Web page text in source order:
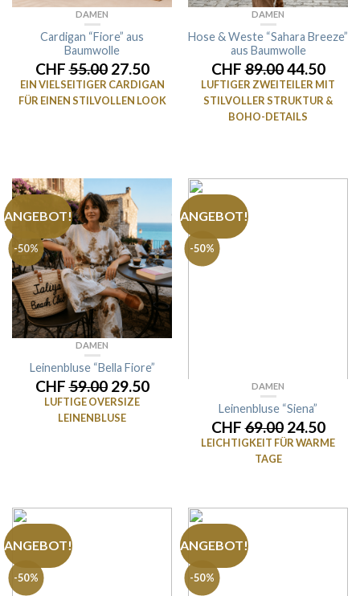
DAMEN
Cardigan “Fiore” aus
Baumwolle
CHF55.0027.50
EIN VIELSEITIGER CARDIGAN
FÜR EINEN STILVOLLEN LOOK
DAMEN
Hose & Weste “Sahara Breeze”
aus Baumwolle
CHF89.0044.50
LUFTIGER ZWEITEILER MIT
STILVOLLER STRUKTUR &
BOHO-DETAILS
-50%
ANGEBOT!
DAMEN
Leinenbluse “Bella Fiore”
CHF59.0029.50
LUFTIGE OVERSIZE
LEINENBLUSE
-50%
ANGEBOT!
DAMEN
Leinenbluse “Siena”
CHF69.0024.50
LEICHTIGKEIT FÜR WARME
TAGE
-50%
ANGEBOT!
-50%
ANGEBOT!